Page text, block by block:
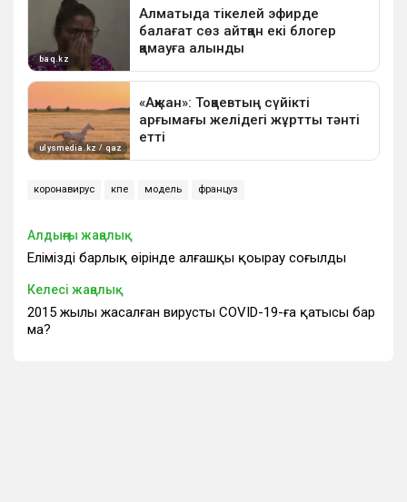
коронавирус өкпе модель француз
Алдыңғы жаңалық
Еліміздің барлық өңірінде алғашқы қоңырау соғылды
Келесі жаңалық
2015 жылы жасалған вирустың COVID-19-ға қатысы бар
ма?